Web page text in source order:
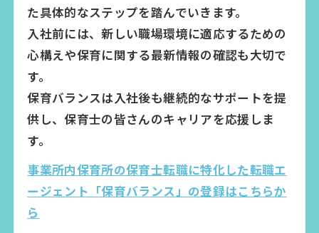
た具体的なステップを踏んでいきます。
入社前には、新しい職場環境に適応するための
心構えや保育に関する最新情報の確認も大切で
す。
保育バランスは入社後も継続的なサポートを提
供し、保育士の皆さんのキャリアを応援しま
す。
事業所内保育所の保育士転職に特化した転職エ
ージェント「保育バランス」の登録はこちらか
ら